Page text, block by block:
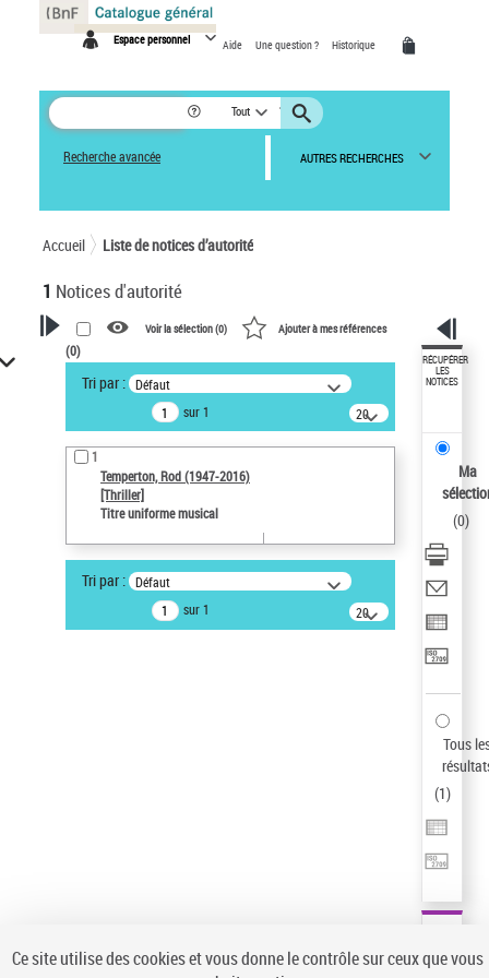
Espace personnel Aide Une question ? Historique
Tout
Recherche avancée AUTRES RECHERCHES
Accueil Liste de notices d’autorité
1 Notices d'autorité
VOTRE RECHERCHE
Recherche avancée dans les
notices d’autorité
Œuvres liées à l'auteur :
Temperton, Rod (1947-2016)
Auteur d’œuvre
Type de notice d'autorité
Voir la sélection (0) Ajouter à mes références
(0)
Tri par : Défaut
sur 1
20
résultats/page
1
Temperton, Rod (1947-2016)
[Thriller]
Titre uniforme musical
Tri par : Défaut
sur 1
20
résultats/page
RÉCUPÉRER
LES
NOTICES
Ma
(0)
Tous
(1)
Panneau de gestion des cookies
Ce site utilise des cookies et vous donne le contrôle sur ceux que vous